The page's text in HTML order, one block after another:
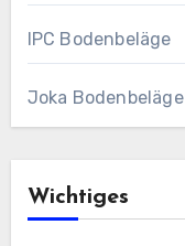
IPC Bodenbeläge
Joka Bodenbeläge
Wichtiges